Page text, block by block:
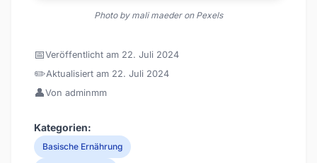
Photo by mali maeder on Pexels
📅Veröffentlicht am 22. Juli 2024
✏️Aktualisiert am 22. Juli 2024
👤Von adminmm
Kategorien:
Basische Ernährung